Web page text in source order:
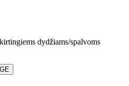
dydžiams/spalvoms